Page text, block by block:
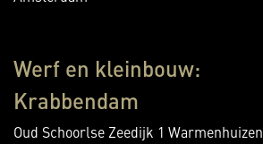
Werf en kleinbouw:
Krabbendam
Oud Schoorlse Zeedijk 1 Warmenhuizen